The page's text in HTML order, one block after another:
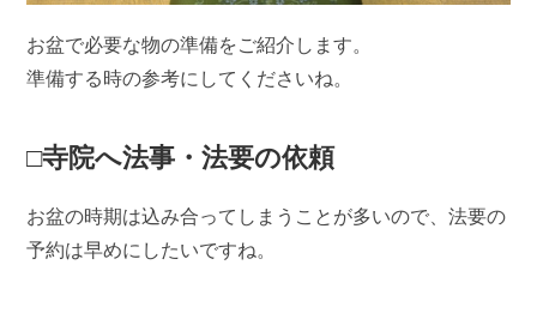
お盆で必要な物の準備をご紹介します。
準備する時の参考にしてくださいね。
□寺院へ法事・法要の依頼
お盆の時期は込み合ってしまうことが多いので、法要の
予約は早めにしたいですね。